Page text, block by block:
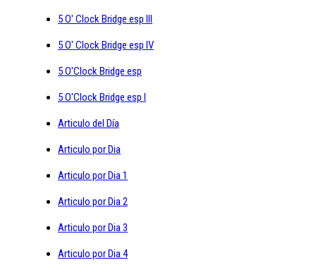
5 O' Clock Bridge esp III
5 O' Clock Bridge esp IV
5 O'Clock Bridge esp
5 O'Clock Bridge esp I
Articulo del Día
Articulo por Dia
Articulo por Dia 1
Articulo por Dia 2
Articulo por Dia 3
Articulo por Dia 4